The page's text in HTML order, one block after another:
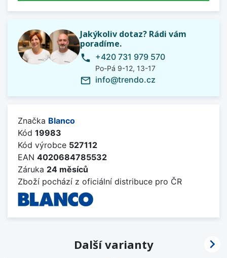
Jakýkoliv dotaz? Rádi vám
poradíme.
phone +420 731 979 570
Po-Pá 9-12, 13-17
mail_outline info@trendo.cz
Značka Blanco
Kód 19983
Kód výrobce 527112
EAN 4020684785532
Záruka 24 měsíců
Zboží pochází z oficiální distribuce pro ČR
Další varianty 